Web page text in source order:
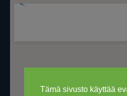
Tämä sivusto käyttää